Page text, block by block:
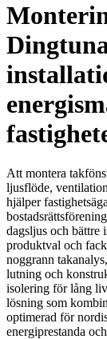
Att montera
ljusflöde,
hjälper
dagsljus och bättre
produktval och
noggrann
lutning och
isolering för lång
lösning som
optimerad för
energiprestanda